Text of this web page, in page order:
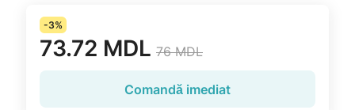
-3%
73.72 MDL 76 MDL
Comandă imediat